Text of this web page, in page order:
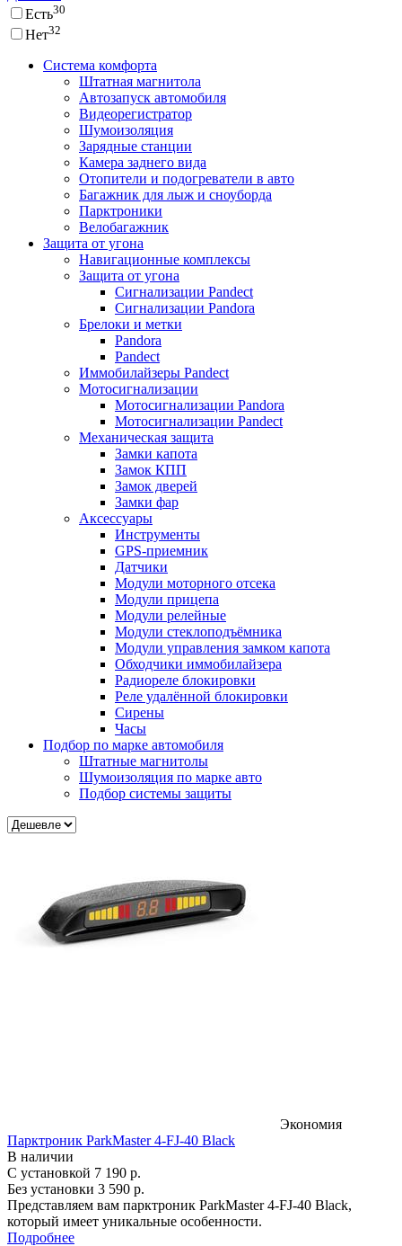
Есть30
Нет32
Система комфорта
Штатная магнитола
Автозапуск автомобиля
Видеорегистратор
Шумоизоляция
Зарядные станции
Камера заднего вида
Отопители и подогреватели в авто
Багажник для лыж и сноуборда
Парктроники
Велобагажник
Защита от угона
Навигационные комплексы
Защита от угона
Сигнализации Pandect
Сигнализации Pandora
Брелоки и метки
Pandora
Pandect
Иммобилайзеры Pandect
Мотосигнализации
Мотосигнализации Pandora
Мотосигнализации Pandect
Механическая защита
Замки капота
Замок КПП
Замок дверей
Замки фар
Аксессуары
Инструменты
GPS-приемник
Датчики
Модули моторного отсека
Модули прицепа
Модули релейные
Модули стеклоподъёмника
Модули управления замком капота
Обходчики иммобилайзера
Радиореле блокировки
Реле удалённой блокировки
Сирены
Часы
Подбор по марке автомобиля
Штатные магнитолы
Шумоизоляция по марке авто
Подбор системы защиты
Экономия
Парктроник ParkMaster 4-FJ-40 Black
В наличии
С установкой 7 190 р.
Без установки 3 590 р.
Представляем вам парктроник ParkMaster 4-FJ-40 Black,
который имеет уникальные особенности.
Подробнее